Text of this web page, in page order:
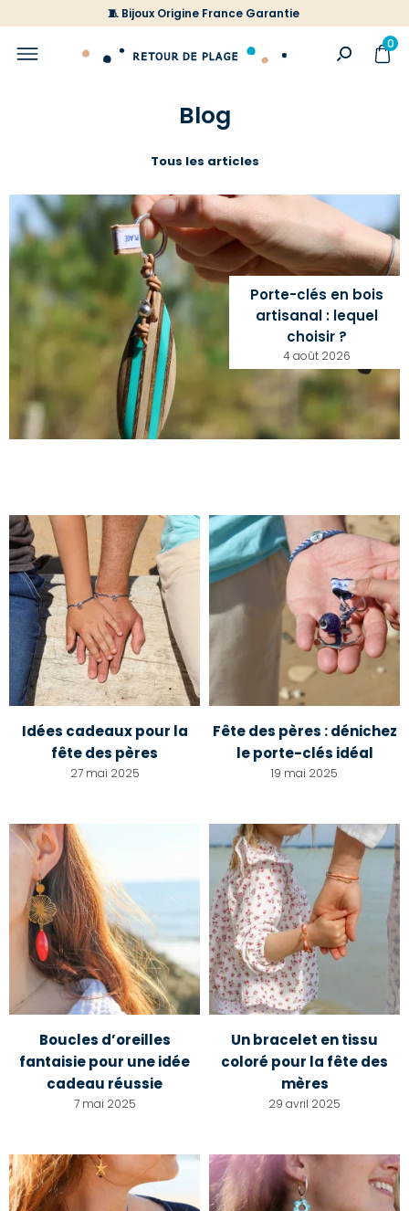
🧵 Bijoux Origine France Garantie
0
Blog
Tous les articles
Porte-clés en bois
artisanal : lequel
choisir ?
4 août 2026
Idées cadeaux pour la
fête des pères
27 mai 2025
Fête des pères : dénichez
le porte-clés idéal
19 mai 2025
Boucles d’oreilles
fantaisie pour une idée
cadeau réussie
7 mai 2025
Un bracelet en tissu
coloré pour la fête des
mères
29 avril 2025